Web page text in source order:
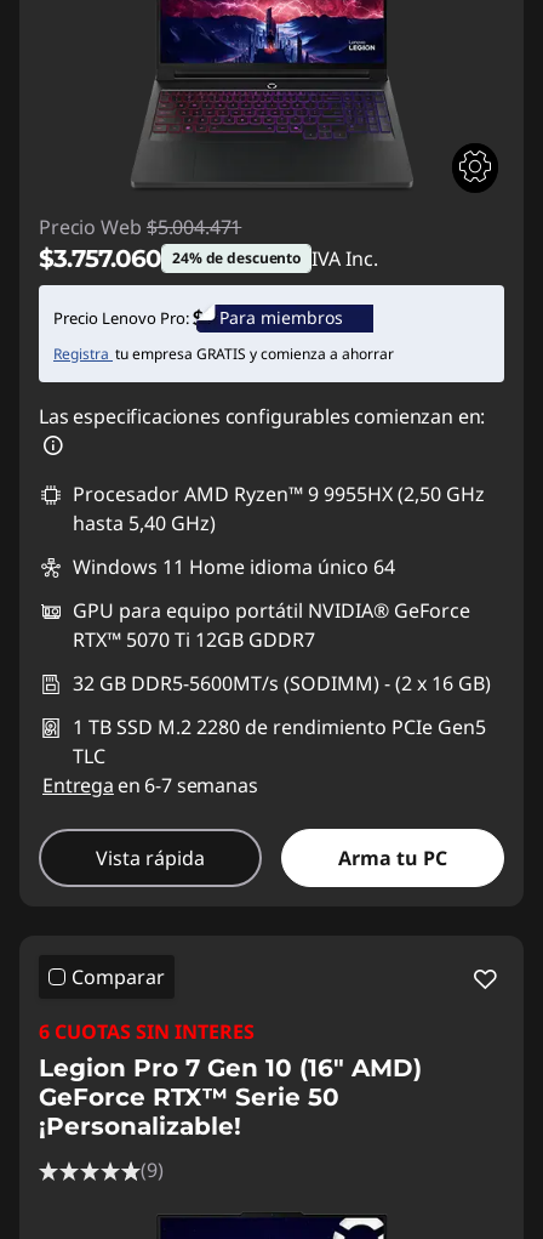
Precio Web $5.004.471
$3.757.060 24% de descuento IVA Inc.
Ahorros instantáneos :-$1.247.411
Precio Lenovo Pro: Para miembros
Registra tu empresa GRATIS y comienza a ahorrar
Las especificaciones configurables comienzan en:
Procesador AMD Ryzen™ 9 9955HX (2,50 GHz
hasta 5,40 GHz)
Windows 11 Home idioma único 64
GPU para equipo portátil NVIDIA® GeForce
RTX™ 5070 Ti 12GB GDDR7
32 GB DDR5-5600MT/s (SODIMM) - (2 x 16 GB)
1 TB SSD M.2 2280 de rendimiento PCIe Gen5
TLC
Entrega en 6-7 semanas
Vista rápida Arma tu PC
Comparar
6 CUOTAS SIN INTERES
Legion Pro 7 Gen 10 (16" AMD)
GeForce RTX™ Serie 50
¡Personalizable!
(9)